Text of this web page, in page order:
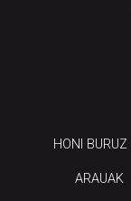
HONI BURUZ
ARAUAK